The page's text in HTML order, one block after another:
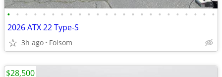
• • • • • • • • • • • • • • • • • • • • • • • •
2026 ATX 22 Type-S
3h ago Folsom
$28,500